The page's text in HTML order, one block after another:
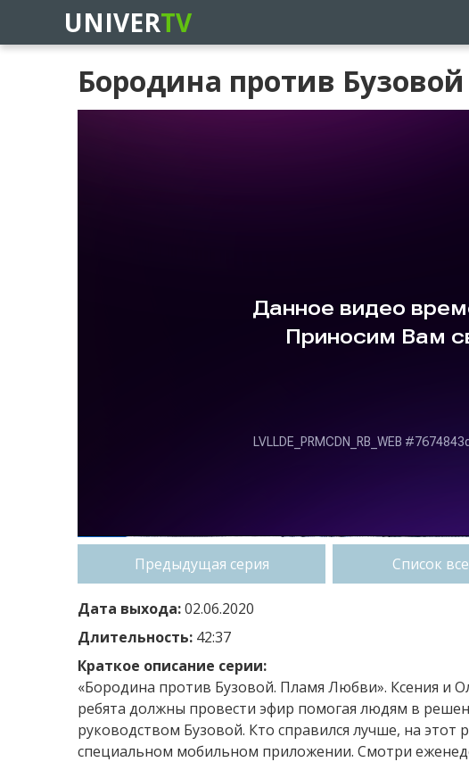
UNIVERTV
Бородина против Бузовой
Предыдущая серия Список
Дата выхода:02.06.2020
Длительность: 42:37
Краткое описание серии:
«Бородина против Бузовой. Пламя Любви». Ксения и
ребята должны провести эфир помогая людям в
руководством Бузовой. Кто справился лучше, на этот
специальном мобильном приложении. Смотри